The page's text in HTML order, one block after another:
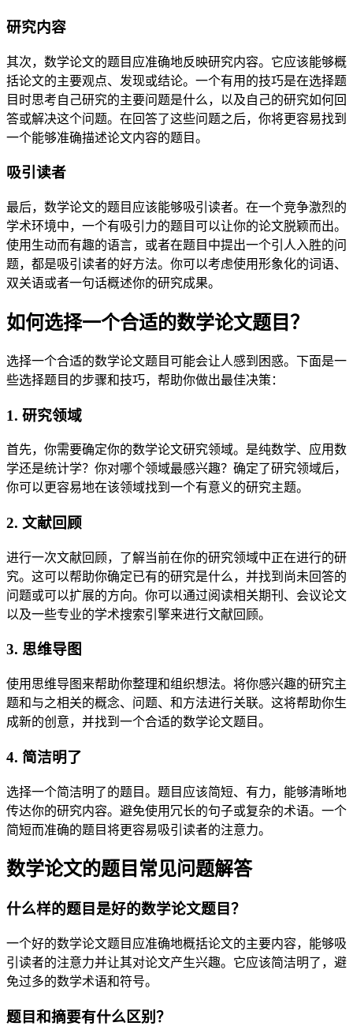
研究内容
其次，数学论文的题目应准确地反映研究内容。它应该能够概
括论文的主要观点、发现或结论。一个有用的技巧是在选择题
目时思考自己研究的主要问题是什么，以及自己的研究如何回
答或解决这个问题。在回答了这些问题之后，你将更容易找到
一个能够准确描述论文内容的题目。
吸引读者
最后，数学论文的题目应该能够吸引读者。在一个竞争激烈的
学术环境中，一个有吸引力的题目可以让你的论文脱颖而出。
使用生动而有趣的语言，或者在题目中提出一个引人入胜的问
题，都是吸引读者的好方法。你可以考虑使用形象化的词语、
双关语或者一句话概述你的研究成果。
如何选择一个合适的数学论文题目？
选择一个合适的数学论文题目可能会让人感到困惑。下面是一
些选择题目的步骤和技巧，帮助你做出最佳决策：
1. 研究领域
首先，你需要确定你的数学论文研究领域。是纯数学、应用数
学还是统计学？你对哪个领域最感兴趣？确定了研究领域后，
你可以更容易地在该领域找到一个有意义的研究主题。
2. 文献回顾
进行一次文献回顾，了解当前在你的研究领域中正在进行的研
究。这可以帮助你确定已有的研究是什么，并找到尚未回答的
问题或可以扩展的方向。你可以通过阅读相关期刊、会议论文
以及一些专业的学术搜索引擎来进行文献回顾。
3. 思维导图
使用思维导图来帮助你整理和组织想法。将你感兴趣的研究主
题和与之相关的概念、问题、和方法进行关联。这将帮助你生
成新的创意，并找到一个合适的数学论文题目。
4. 简洁明了
选择一个简洁明了的题目。题目应该简短、有力，能够清晰地
传达你的研究内容。避免使用冗长的句子或复杂的术语。一个
简短而准确的题目将更容易吸引读者的注意力。
数学论文的题目常见问题解答
什么样的题目是好的数学论文题目？
一个好的数学论文题目应准确地概括论文的主要内容，能够吸
引读者的注意力并让其对论文产生兴趣。它应该简洁明了，避
免过多的数学术语和符号。
题目和摘要有什么区别？